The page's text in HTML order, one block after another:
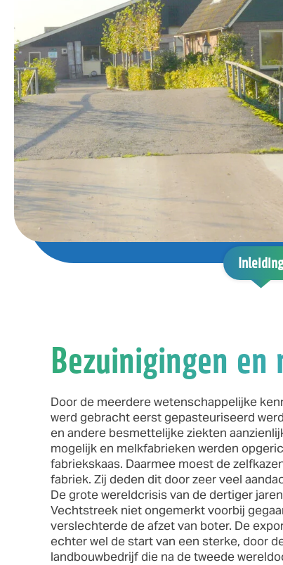
Bezuinigingen en
Door de meerdere wetenschappelijke
werd gebracht eerst gepasteuriseerd
en andere besmettelijke ziekten
mogelijk en melkfabrieken werden
fabriekskaas. Daarmee moest de
fabriek. Zij deden dit door zeer veel
De grote wereldcrisis van de dertiger
Vechtstreek niet ongemerkt voorbij
verslechterde de afzet van boter. De
echter wel de start van een sterke, door
landbouwbedrijf die na de tweede